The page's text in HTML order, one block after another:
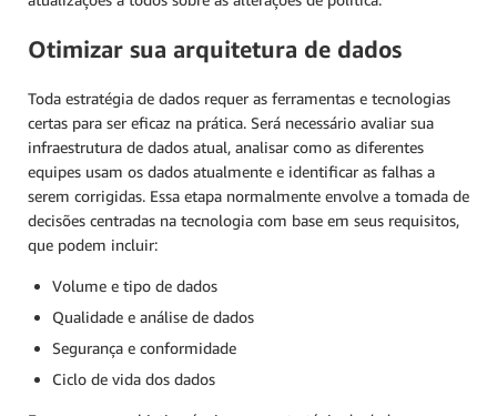
Otimizar sua arquitetura de dados
Toda estratégia de dados requer as ferramentas e tecnologias
certas para ser eficaz na prática. Será necessário avaliar sua
infraestrutura de dados atual, analisar como as diferentes
equipes usam os dados atualmente e identificar as falhas a
serem corrigidas. Essa etapa normalmente envolve a tomada de
decisões centradas na tecnologia com base em seus requisitos,
que podem incluir:
Volume e tipo de dados
Qualidade e análise de dados
Segurança e conformidade
Ciclo de vida dos dados